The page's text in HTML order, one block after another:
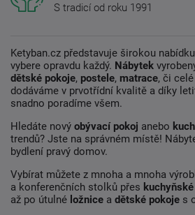
S tradicí od roku 1991
Ketyban.cz představuje širokou nabídku
vybere opravdu každý. Nábytek
dětské pokoje, postele, matrace, či celé
dodáváme v prvotřídní kvalitě a díky
snadno poradíme všem.
Hledáte nový obývací pokoj anebo
trendů? Jste na správném místě!
bydlení pravý domov.
Vybírat můžete z mnoha a mnoha
a konferenčních stolků přes
až po útulné ložnice a dětské pokoje s